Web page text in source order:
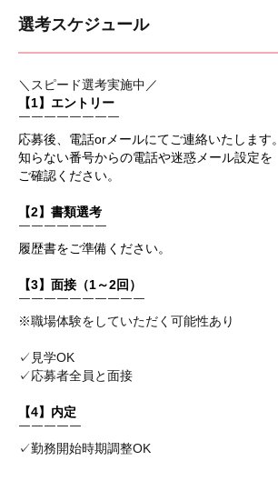
選考スケジュール
＼スピード選考実施中／
【1】エントリー
￣￣￣￣￣￣￣￣
応募後、電話orメールにてご連絡いたします。
知らない番号からの電話や迷惑メール設定を
ご確認ください。
【2】書類選考
￣￣￣￣￣￣￣
履歴書をご準備ください。
【3】面接（1～2回）
￣￣￣￣￣￣￣￣￣￣
※職場体験をしていただく可能性あり
✓見学OK
✓応募者全員と面接
【4】内定
￣￣￣￣￣
✓勤務開始時期調整OK